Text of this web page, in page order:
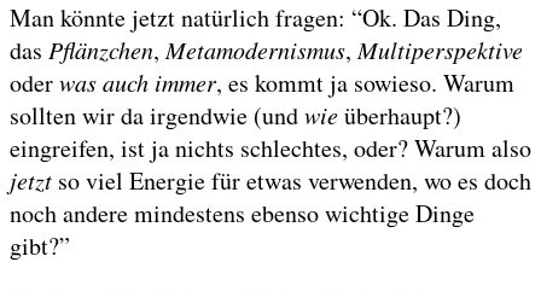
Man könnte jetzt natürlich fragen: “Ok. Das Ding,
das Pflänzchen,Metamodernismus,Multiperspektive
oderwas auch immer, es kommt ja sowieso. Warum
sollten wir da irgendwie (undwieüberhaupt?)
eingreifen, ist ja nichts schlechtes, oder? Warum also
jetzt so viel Energie für etwas verwenden, wo es doch
noch andere mindestens ebenso wichtige Dinge
gibt?”